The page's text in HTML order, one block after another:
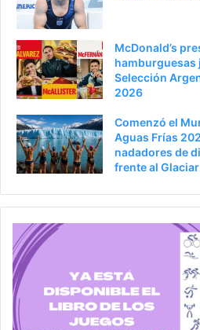
McDonald’s
hamburguesas
Selección
2026
Comenzó el
Aguas Frías
nadadores de
frente al